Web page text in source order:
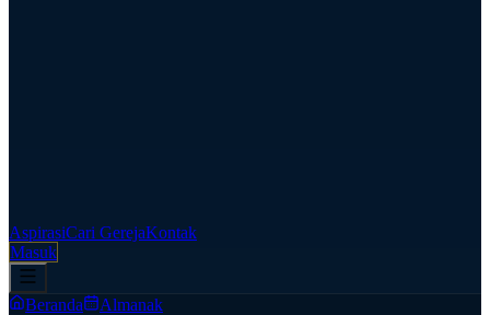
AspirasiCari GerejaKontak
Masuk
Beranda Almanak